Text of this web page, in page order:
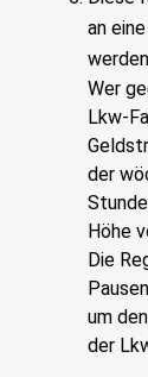
an
Wer
Lkw-
der
Höhe
Die
um
der